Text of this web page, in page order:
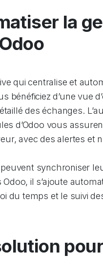
la
qui centralise et
bénéficiez d’une vue
des échanges.
d’Odoo vous
avec des alertes et
synchroniser
il s’ajoute
du temps et le suivi